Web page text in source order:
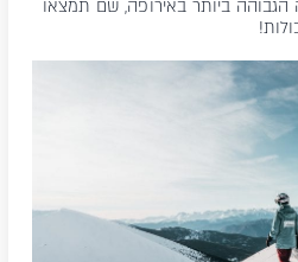
הגבוהה ביותר באירופה, שם תמצאו